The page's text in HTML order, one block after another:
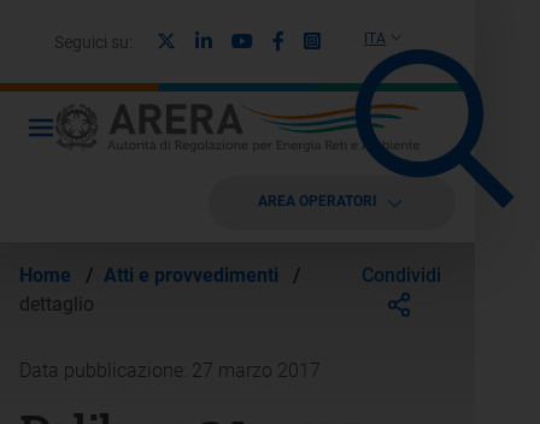
ITA
Seguici su: LinkedinYoutubeFacebook
Instagram
AREA OPERATORI
Home / Atti e provvedimenti
/
dettaglio
Condividi
Data pubblicazione: 27 marzo 2017